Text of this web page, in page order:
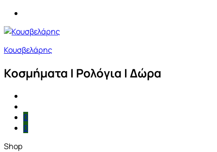
Κουσβελάρης
Κοσμήματα | Ρολόγια | Δώρα
0
0
Shop